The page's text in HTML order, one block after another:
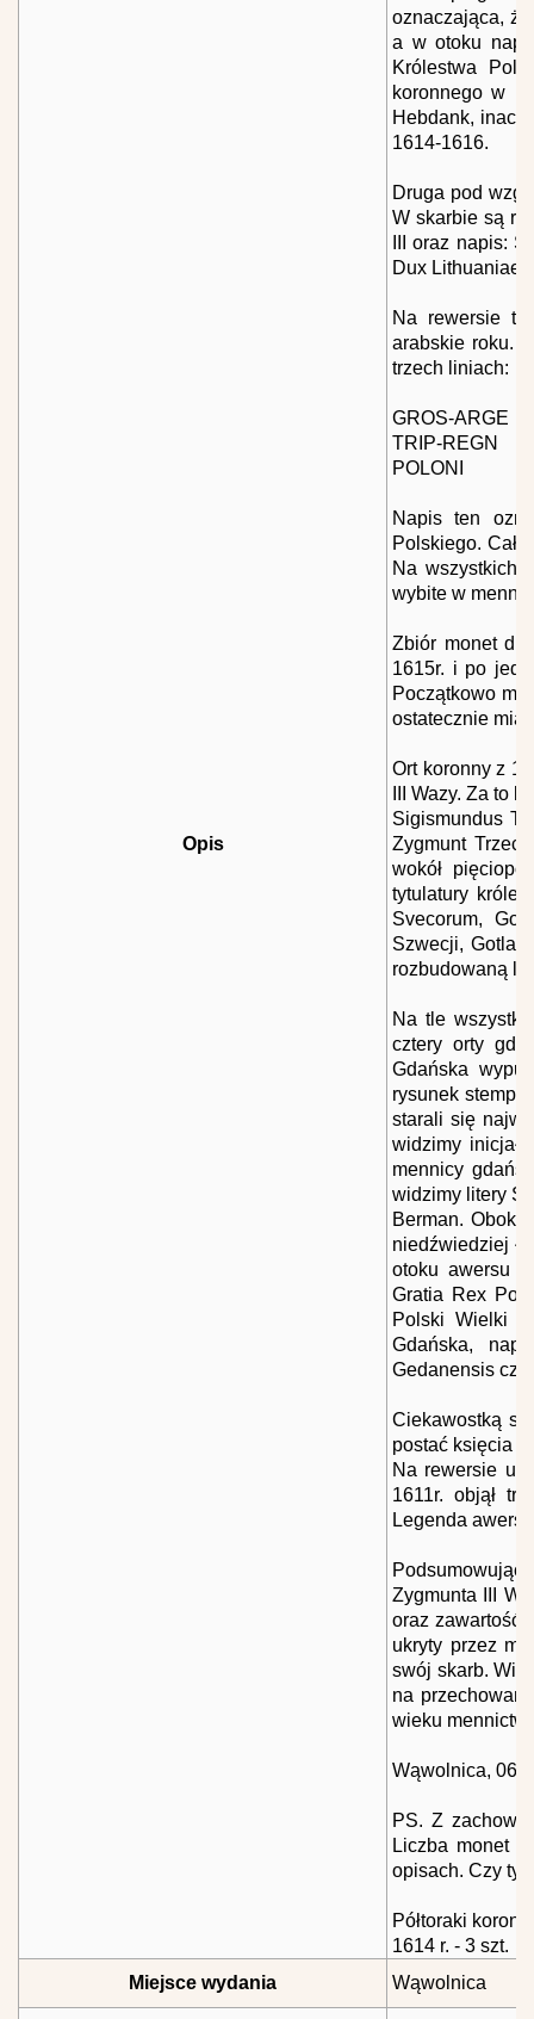
Opis
oznaczająca,
a w otoku
Królestwa
koronnego w
Hebdank,
1614-1616.
Druga pod
W skarbie są
III oraz napis:
Dux Lithuaniae,
Na rewersie
arabskie roku.
trzech liniach:
GROS-ARGE
TRIP-REGN
POLONI
Napis ten
Polskiego.
Na wszystkich
wybite w
Zbiór monet
1615r. i po
Początkowo
ostatecznie
Ort koronny z
III Wazy. Za to
Sigismundus
Zygmunt
wokół
tytulatury
Svecorum,
Szwecji,
rozbudowaną
Na tle
cztery orty
Gdańska
rysunek stempli
starali się
widzimy
mennicy
widzimy litery S.
Berman. Obok
niedźwiedziej
otoku awersu
Gratia Rex
Polski Wielki
Gdańska,
Gedanensis
Ciekawostką
postać księcia
Na rewersie
1611r. objął
Legenda
Zygmunta III
oraz zawartość
ukryty przez
swój skarb.
na
wieku
Wąwolnica,
PS. Z
Liczba monet
opisach. Czy
Półtoraki
1614 r. - 3 szt.
Miejsce wydania
Wąwolnica